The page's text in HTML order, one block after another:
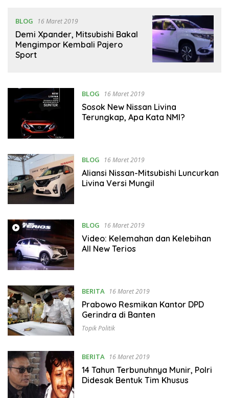
BLOG 16 Maret 2019
Demi Xpander, Mitsubishi Bakal
Mengimpor Kembali Pajero
Sport
BLOG 16 Maret 2019
Sosok New Nissan Livina
Terungkap, Apa Kata NMI?
BLOG 16 Maret 2019
Aliansi Nissan-Mitsubishi Luncurkan
Livina Versi Mungil
BLOG 16 Maret 2019
Video: Kelemahan dan Kelebihan
All New Terios
BERITA 16 Maret 2019
Prabowo Resmikan Kantor DPD
Gerindra di Banten
Topik Politik
BERITA 16 Maret 2019
14 Tahun Terbunuhnya Munir, Polri
Didesak Bentuk Tim Khusus